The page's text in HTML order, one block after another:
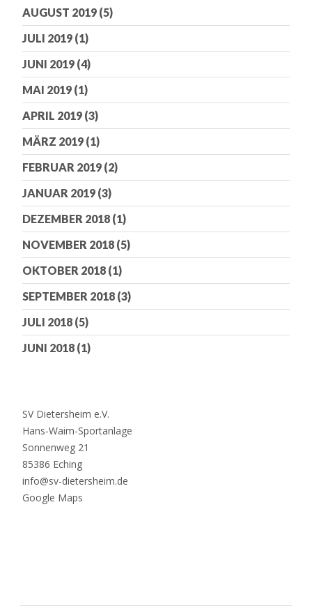
AUGUST 2019 (5)
JULI 2019 (1)
JUNI 2019 (4)
MAI 2019 (1)
APRIL 2019 (3)
MÄRZ 2019 (1)
FEBRUAR 2019 (2)
JANUAR 2019 (3)
DEZEMBER 2018 (1)
NOVEMBER 2018 (5)
OKTOBER 2018 (1)
SEPTEMBER 2018 (3)
JULI 2018 (5)
JUNI 2018 (1)
SV Dietersheim e.V.
Hans-Waim-Sportanlage
Sonnenweg 21
85386 Eching
info@sv-dietersheim.de
Google Maps